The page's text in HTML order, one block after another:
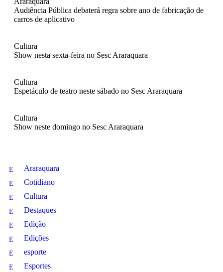
Audiência Pública debaterá regra sobre ano de fabricação de
carros de aplicativo
Cultura
Show nesta sexta-feira no Sesc Araraquara
Cultura
Espetáculo de teatro neste sábado no Sesc Araraquara
Cultura
Show neste domingo no Sesc Araraquara
Araraquara
Cotidiano
Cultura
Destaques
Edição
Edições
esporte
Esportes